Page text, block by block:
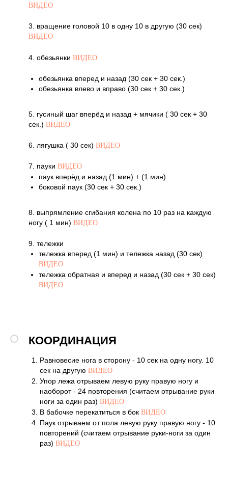
ВИДЕО
3. вращение головой 10 в одну 10 в другую (30 сек)
ВИДЕО
4. обезьянки ВИДЕО
обезьянка вперед и назад (30 сек + 30 сек.)
обезьянка влево и вправо (30 сек + 30 сек.)
5. гусиный шаг вперёд и назад + мячики ( 30 сек + 30
сек.) ВИДЕО
6. лягушка ( 30 сек) ВИДЕО
7. пауки ВИДЕО
паук вперёд и назад (1 мин) + (1 мин)
боковой паук (30 сек + 30 сек.)
8. выпрямление сгибания колена по 10 раз на каждую
ногу ( 1 мин) ВИДЕО
9. тележки
тележка вперед (1 мин) и тележка назад (30 сек)
ВИДЕО
тележка обратная и вперед и назад (30 сек + 30 сек)
ВИДЕО
КООРДИНАЦИЯ
Равновесие нога в сторону - 10 сек на одну ногу. 10
сек на другую ВИДЕО
Упор лежа отрываем левую руку правую ногу и
наоборот - 24 повторения (считаем отрывание руки
ноги за один раз) ВИДЕО
В бабочке перекатиться в бок ВИДЕО
Паук отрываем от пола левую руку правую ногу - 10
повторений (считаем отрывание руки-ноги за один
раз) ВИДЕО